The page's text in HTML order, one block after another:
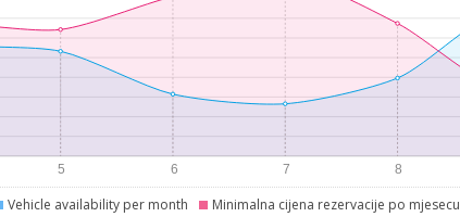
Vehicle availability per month Minimalna cijena rezervacije po mjesecu